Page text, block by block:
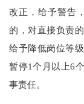
改正，给予警告
的，对直接负责
给予降低岗位等
暂停1个月以上6
事责任。